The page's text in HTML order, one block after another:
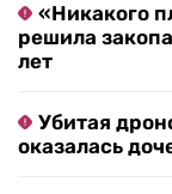
«Никакого
решила
лет
Убитая
оказалась